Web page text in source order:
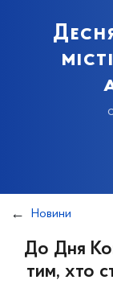
Новини
До Дня
тим, хто